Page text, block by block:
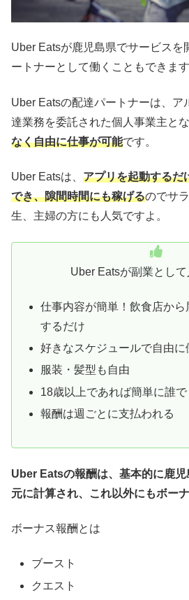
Uber Eatsが鹿児島県でサービスを
ートナーとして働くこともできます
Uber Eatsの配達パートナーは、ア
達業務を委託された個人事業主とな
なく自由に仕事が可能です。
Uber Eatsは、 アプリを起動するだ
でき、隙間時間にも稼げるのでサ
生、主婦の方にも人気ですよ。
Uber Eatsが副業とし
仕事内容が簡単！飲食店か
するだけ
好きなスケジュールで自由に
服装・髪型も自由
18歳以上であれば簡単に誰で
報酬は週ごとに支払われる
Uber Eatsの報酬は、基本的に鹿
元に計算され、これ以外にもボー
ボーナス報酬とは
ブースト
クエスト